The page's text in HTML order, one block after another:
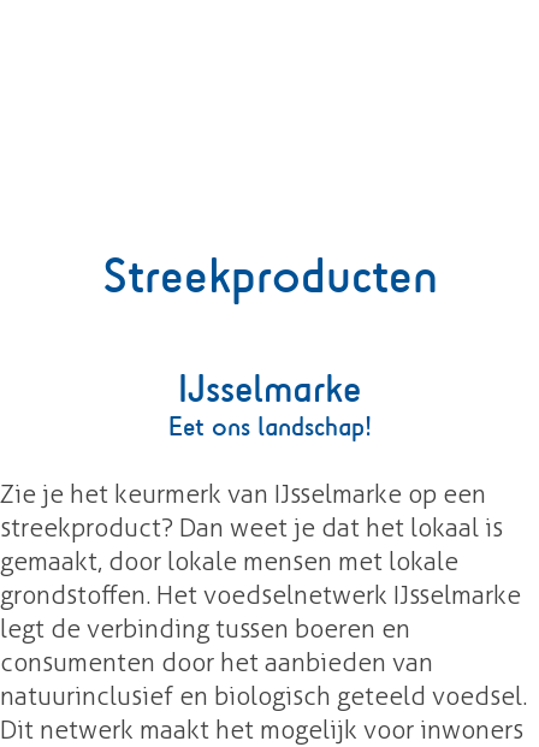
Streekproducten
IJsselmarke
Eet ons landschap!
Zie je het keurmerk van IJsselmarke op een
streekproduct? Dan weet je dat het lokaal is
gemaakt, door lokale mensen met lokale
grondstoffen. Het voedselnetwerk IJsselmarke
legt de verbinding tussen boeren en
consumenten door het aanbieden van
natuurinclusief en biologisch geteeld voedsel.
Dit netwerk maakt het mogelijk voor inwoners